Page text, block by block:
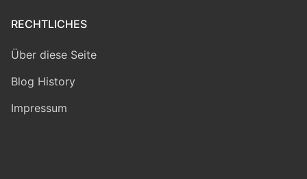
RECHTLICHES
Über diese Seite
Blog History
Impressum